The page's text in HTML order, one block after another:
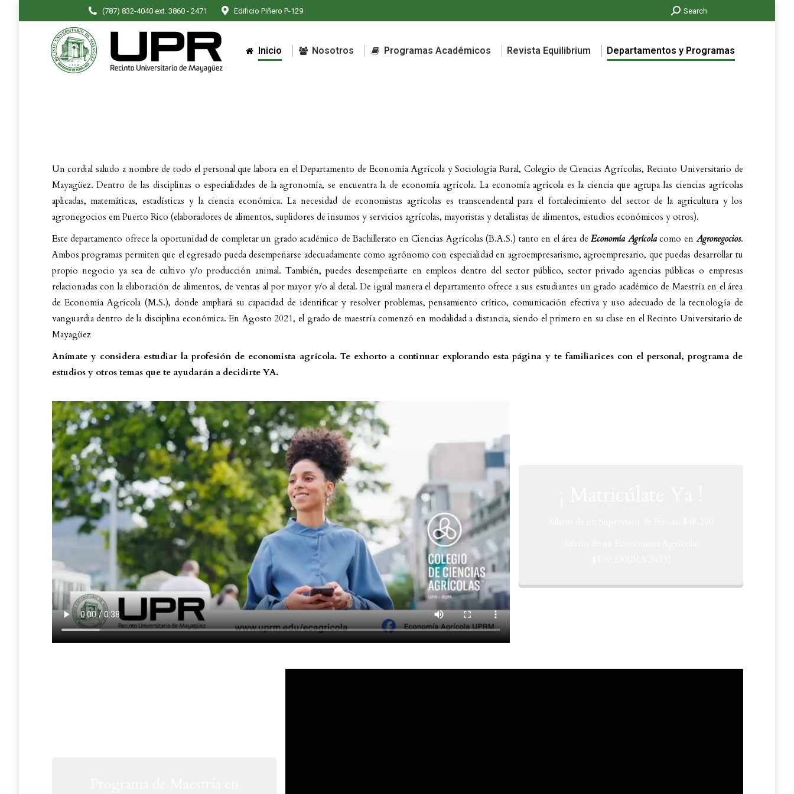
(787) 832-4040 ext. 3860 - 2471 Edificio Piñero P-129 Search:Search
Inicio Nosotros Programas Académicos Revista Equilibrium Departamentos y Programas
Un cordial saludo a nombre de todo el personal que labora en el Departamento de Economía Agrícola y Sociología Rural, Colegio de Ciencias Agrícolas, Recinto Universitario de
Mayagüez. Dentro de las disciplinas o especialidades de la agronomía, se encuentra la de economía agrícola. La economía agrícola es la ciencia que agrupa las ciencias agrícolas
aplicadas, matemáticas, estadísticas y la ciencia económica. La necesidad de economistas agrícolas es transcendental para el fortalecimiento del sector de la agricultura y los
agronegocios em Puerto Rico (elaboradores de alimentos, suplidores de insumos y servicios agrícolas, mayoristas y detallistas de alimentos, estudios económicos y otros).
Este departamento ofrece la oportunidad de completar un grado académico de Bachillerato en Ciencias Agrícolas (B.A.S.) tanto en el área deEconomía Agrícolacomo en Agronegocios.
Ambos programas permiten que el egresado pueda desempeñarse adecuadamente como agrónomo con especialidad en agroempresarismo, agroempresario, que puedas desarrollar tu
propio negocio ya sea de cultivo y/o producción animal. También, puedes desempeñarte en empleos dentro del sector público, sector privado agencias públicas o empresas
relacionadas con la elaboración de alimentos, de ventas al por mayor y/o al detal. De igual manera el departamento ofrece a sus estudiantes un grado académico de Maestría en el área
de Economía Agrícola (M.S.), donde ampliará su capacidad de identificar y resolver problemas, pensamiento crítico, comunicación efectiva y uso adecuado de la tecnología de
vanguardia dentro de la disciplina económica. En Agosto 2021, el grado de maestría comenzó en modalidad a distancia, siendo el primero en su clase en el Recinto Universitario de
Mayagüez
Anímate y considera estudiar la profesión de economista agrícola. Te exhorto a continuar explorando esta página y te familiarices con el personal, programa de
estudios y otros temas que te ayudarán a decidirte YA.